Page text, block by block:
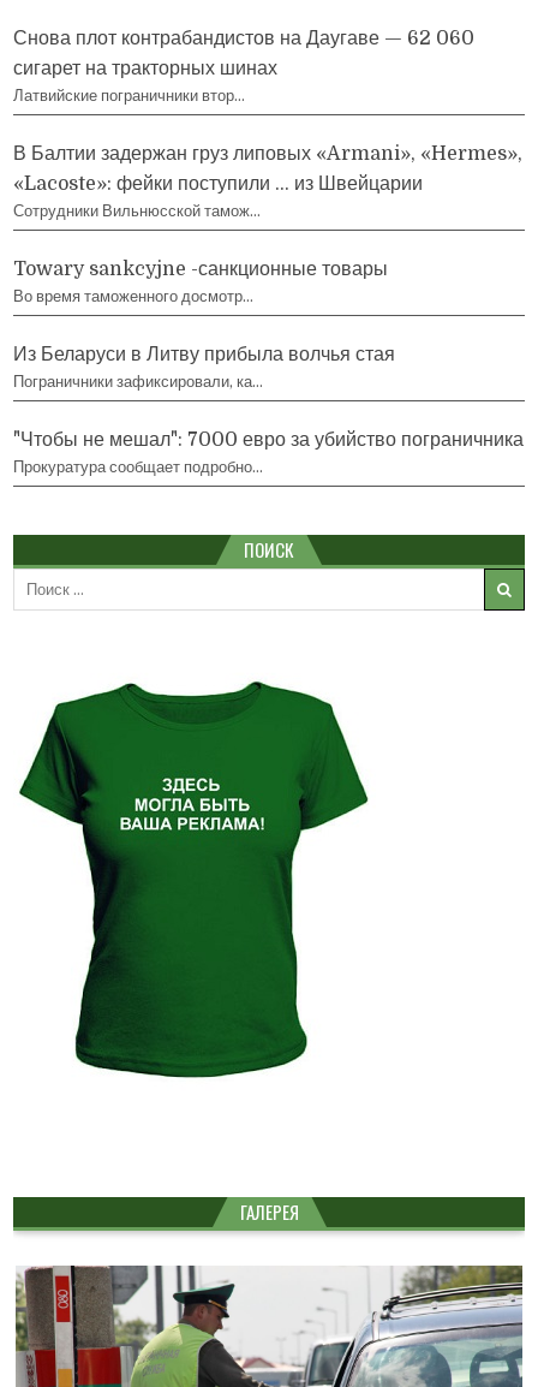
Снова плот контрабандистов на Даугаве — 62 060
сигарет на тракторных шинах
Латвийские пограничники втор…
В Балтии задержан груз липовых «Armani», «Hermes»,
«Lacoste»: фейки поступили … из Швейцарии
Сотрудники Вильнюсской тамож…
Towary sankcyjne -санкционные товары
Во время таможенного досмотр…
Из Беларуси в Литву прибыла волчья стая
Пограничники зафиксировали, ка…
"Чтобы не мешал": 7000 евро за убийство пограничника
Прокуратура сообщает подробно…
ПОИСК
ГАЛЕРЕЯ